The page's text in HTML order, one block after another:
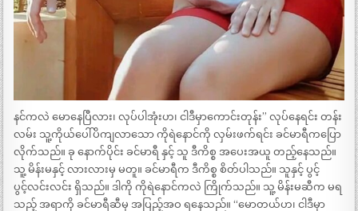
နင်ကလဲ မောနေပြီလား၊ လုပ်ပါအုံးဟ၊ ငါဒီမှာကောင်းတုန်း” လုပ်နေရင်း တန်း
လမ်း သူ့ကိုယ်ပေါ်ပိကျလာသော ကိုရဲနောင်ကို လှမ်းဖက်ရင်း ခင်မာရီကပြော
လိုက်သည်။ ခု နောက်ပိုင်း ခင်မာရီ နှင့် သူ ဒီကိစ္စ အပေးအယူ တည့်နေသည်။
သူ့ မိန်းမနှင့် လားလားမှ မတူ။ ခင်မာရီက ဒီကိစ္စ စိတ်ပါသည်။ သူနှင့် ပွင့်
ပွင့်လင်းလင်း ရှိသည်။ ဒါကို ကိုရဲနောင်ကလဲ ကြိုက်သည်။ သူ့ မိန်းမဆီက မရ
သည့် အရာကို ခင်မာရီဆီမှ အပြည့်အဝ ရနေသည်။ “မောတယ်ဟ၊ ငါဒီမှာ